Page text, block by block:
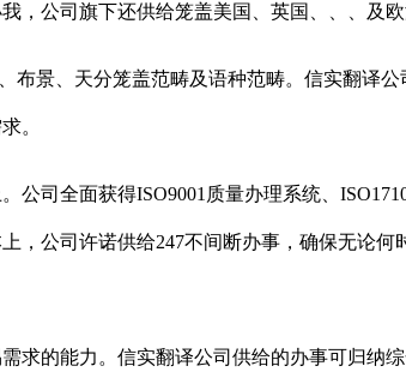
，公司旗下还供给笼盖美国、英国、、、及
、天分笼盖范畴及语种范畴。信实翻译公
。
全面获得ISO9001质量办理系统、
，公司许诺供给247不间断办事，确保无论
的能力。信实翻译公司供给的办事可归纳综